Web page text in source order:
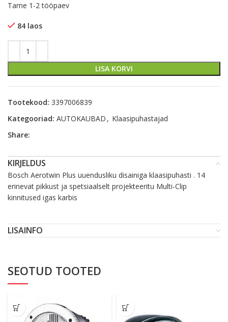
Tarne 1-2 tööpaev
84 laos
LISA KORVI
Tootekood: 3397006839
Kategooriad: AUTOKAUBAD , Klaasipuhastajad
Share:
KIRJELDUS
Bosch Aerotwin Plus uuendusliku disainiga klaasipuhasti . 14
erinevat pikkust ja spetsiaalselt projekteeritu Multi-Clip
kinnitused igas karbis
LISAINFO
SEOTUD TOOTED